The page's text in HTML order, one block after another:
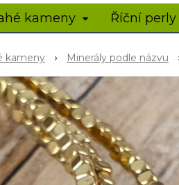
kameny Říční
kameny Minerály podle názvu